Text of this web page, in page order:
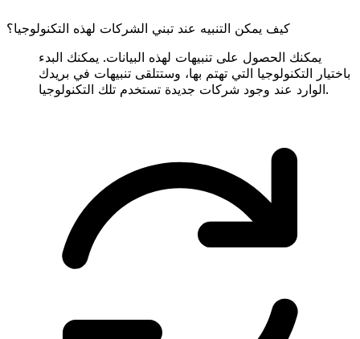
كيف يمكن التنبيه عند تبني الشركات لهذه التكنولوجيا؟
يمكنك الحصول على تنبيهات لهذه البيانات. يمكنك البدء
باختيار التكنولوجيا التي تهتم بها، وستتلقى تنبيهات في بريدك
الوارد عند وجود شركات جديدة تستخدم تلك التكنولوجيا.